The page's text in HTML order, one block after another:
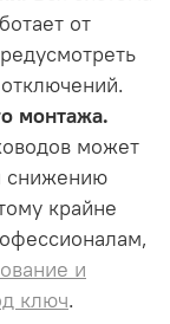
от
монтажа.
может
снижению
крайне
и
ключ.